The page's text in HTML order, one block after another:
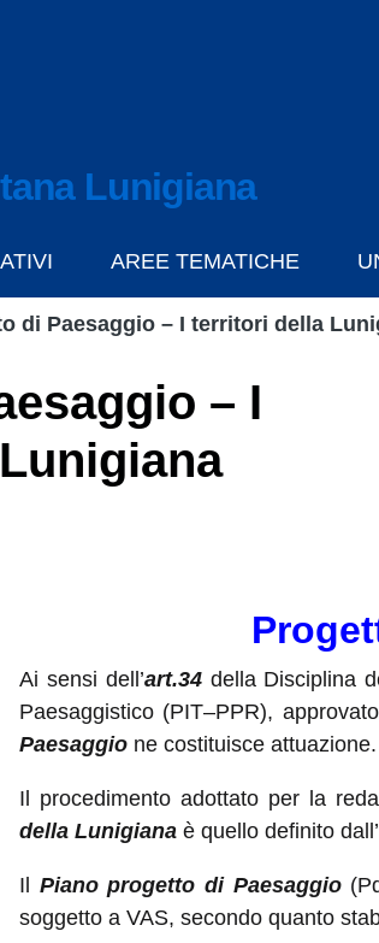
Lunigiana
AREE TEMATICHE
di Paesaggio – I territori della
– I
Ai sensi dell’art.34 della Disciplina
Paesaggistico (PIT–PPR),
Paesaggione costituisce attuazione.
Il procedimento adottato per la
della Lunigianaè quello definito
Il Piano progetto di Paesaggio
soggetto a VAS, secondo quanto